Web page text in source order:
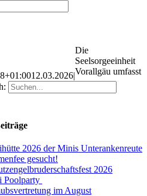
12.03.2026|
2026 der Minis Unterankenreute
gesucht!
2026
Poolparty
im August
Die
Seelsorgeeinheit
Vorallgäu umfasst